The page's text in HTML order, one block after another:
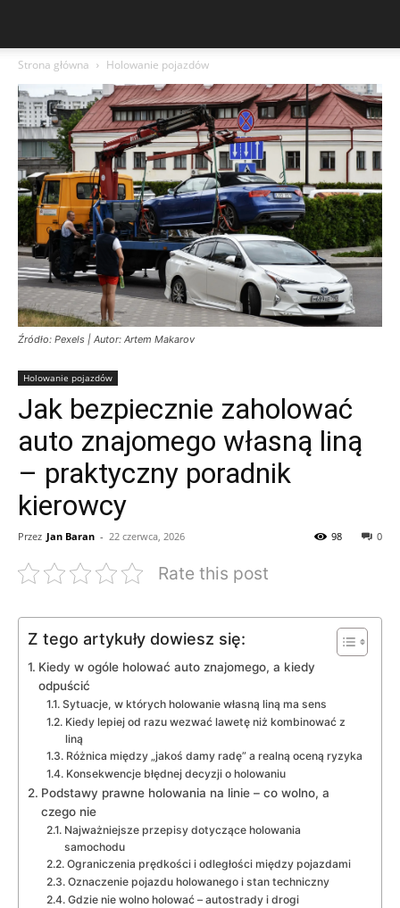
Strona główna Holowanie pojazdów
Źródło: Pexels | Autor: Artem Makarov
Holowanie pojazdów
Jak bezpiecznie zaholować
auto znajomego własną liną
– praktyczny poradnik
kierowcy
Przez Jan Baran - 22 czerwca, 2026 0
98
Rate this post
Z tego artykuły dowiesz się:
Kiedy w ogóle holować auto znajomego, a kiedy
odpuścić
Sytuacje, w których holowanie własną liną ma sens
Kiedy lepiej od razu wezwać lawetę niż kombinować z
liną
Różnica między „jakoś damy radę” a realną oceną ryzyka
Konsekwencje błędnej decyzji o holowaniu
Podstawy prawne holowania na linie – co wolno, a
czego nie
Najważniejsze przepisy dotyczące holowania
samochodu
Ograniczenia prędkości i odległości między pojazdami
Oznaczenie pojazdu holowanego i stan techniczny
Gdzie nie wolno holować – autostrady i drogi